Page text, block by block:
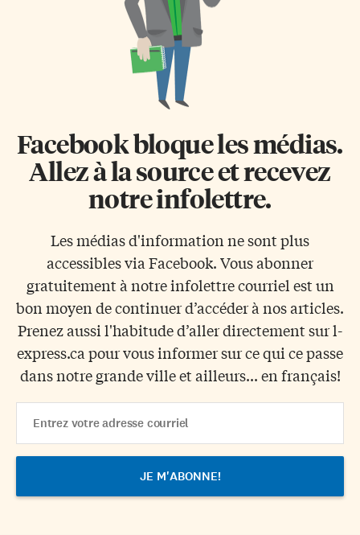
Facebook bloque les médias.
Allez à la source et recevez
notre infolettre.
Les médias d'information ne sont plus
accessibles via Facebook. Vous abonner
gratuitement à notre infolettre courriel est un
bon moyen de continuer d’accéder à nos articles.
Prenez aussi l'habitude d’aller directement sur l-
express.ca pour vous informer sur ce qui ce passe
dans notre grande ville et ailleurs... en français!
Address